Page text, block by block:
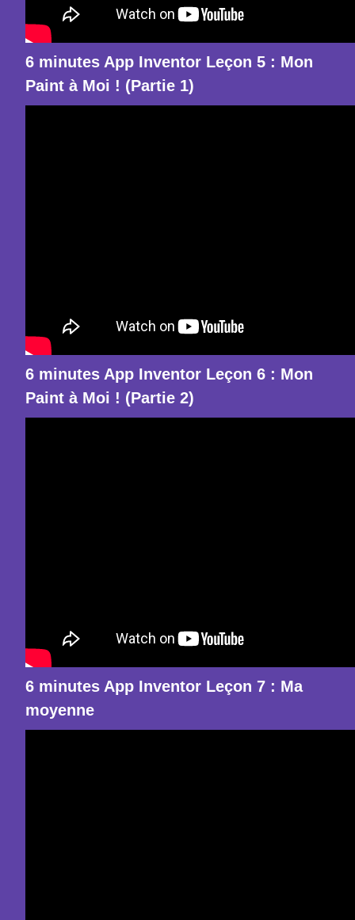
6 minutes App Inventor Leçon 5 : Mon
Paint à Moi ! (Partie 1)
6 minutes App Inventor Leçon 6 : Mon
Paint à Moi ! (Partie 2)
6 minutes App Inventor Leçon 7 : Ma
moyenne